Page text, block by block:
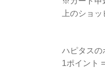
上のショ
ハピタスの
1ポイント